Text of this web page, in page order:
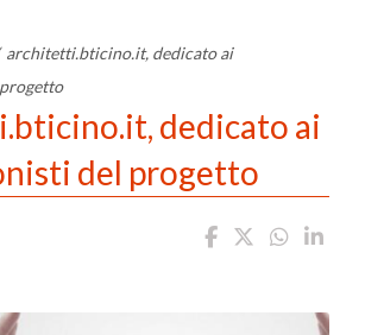
architetti.bticino.it, dedicato ai
dedicato ai
del progetto